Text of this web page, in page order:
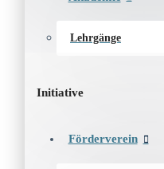
Lehrgänge
Initiative
Förderverein